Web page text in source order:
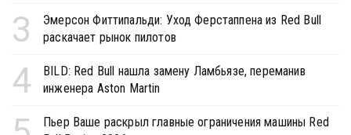
3
Эмерсон Фиттипальди: Уход Ферстаппена из Red Bull
раскачает рынок пилотов
4
BILD: Red Bull нашла замену Ламбьязе, переманив
инженера Aston Martin
Пьер Ваше раскрыл главные ограничения машины Red